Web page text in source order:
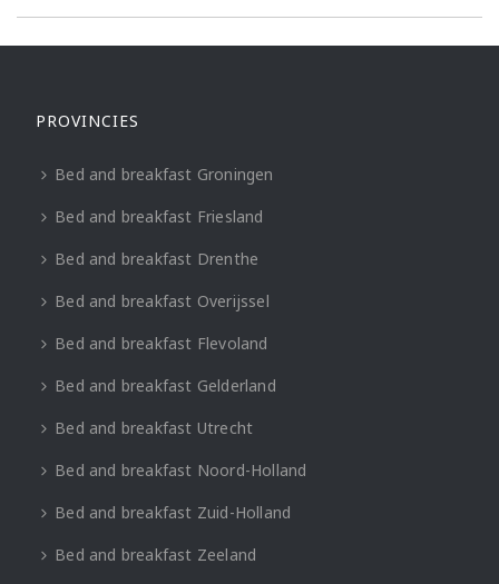
PROVINCIES
Bed and breakfast Groningen
Bed and breakfast Friesland
Bed and breakfast Drenthe
Bed and breakfast Overijssel
Bed and breakfast Flevoland
Bed and breakfast Gelderland
Bed and breakfast Utrecht
Bed and breakfast Noord-Holland
Bed and breakfast Zuid-Holland
Bed and breakfast Zeeland